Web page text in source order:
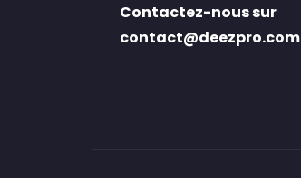
Contactez-nous sur
contact@deezpro.com